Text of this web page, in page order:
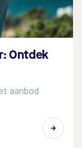
Ontdek
aanbod